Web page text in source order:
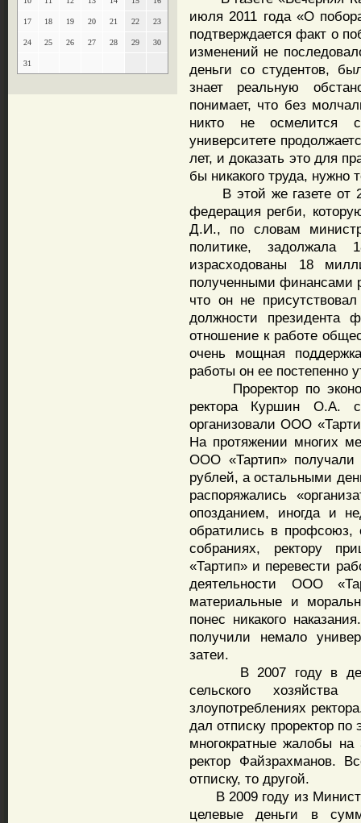
17 18 19 20 21 22 23
24 25 26 27 28 29 30
31
июля 2011 года «О
подтверждается факт о
изменений не
деньги со студентов,
знает реальную
понимает, что без
никто не осмелится
университете
лет, и доказать это для
бы никакого труда, нужно
В этой же газете от
федерация регби,
Д.И., по словам
политике,
израсходованы 18
полученными финансами
что он не
должности президента
отношение к работе
очень мощная
работы он ее постепенно
Проректор по
ректора Куршин О.А. с
организовали ООО
На протяжении многих
ООО «Тартип» получали
рублей, а остальными
распоряжались
опозданием, иногда и
обратились в
собраниях, ректору
«Тартип» и перевести
деятельности ООО
материальные и
понес никакого
получили немало
затеи.
В 2007 году в
сельского
злоупотреблениях
дал отписку проректор
многократные жалобы на
ректор Файзрахманов.
отписку, то другой.
В 2009 году из
целевые деньги в